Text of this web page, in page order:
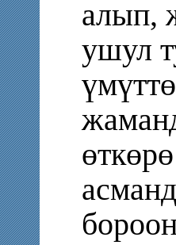
алып,
ушул